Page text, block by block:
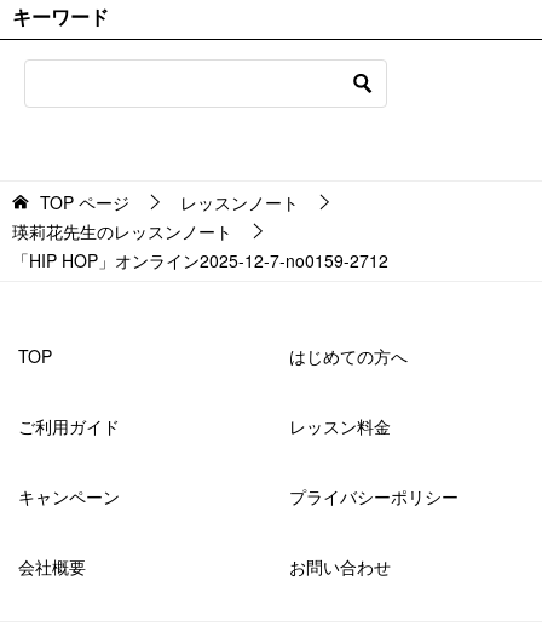
キーワード
TOP ページ
レッスンノート
瑛莉花先生のレッスンノート
「HIP HOP」オンライン2025-12-7-no0159-2712
TOP はじめての方へ
ご利用ガイド レッスン料金
キャンペーン プライバシーポリシー
会社概要 お問い合わせ